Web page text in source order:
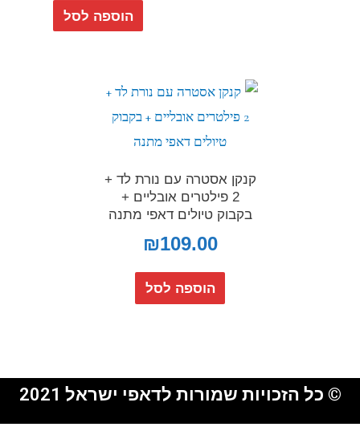
הוספה לסל
קנקן אסטרה עם נורת לד +
2 פילטרים אובליים +
בקבוק טיולים דאפי מתנה
₪109.00
הוספה לסל
© כל הזכויות שמורות לדאפי ישראל 2021